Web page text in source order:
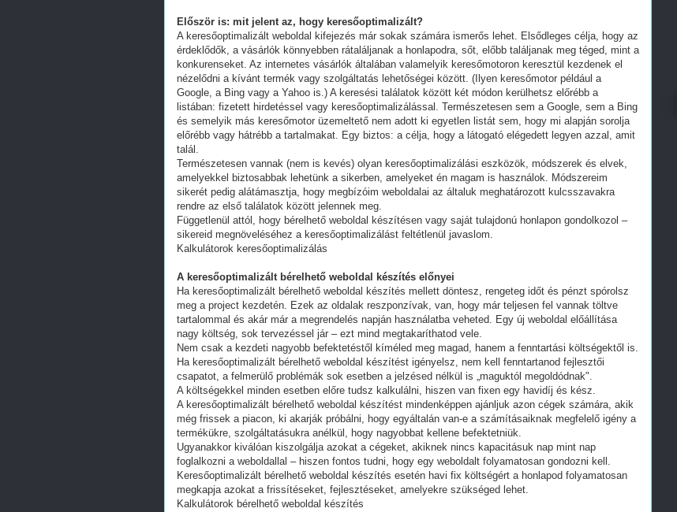
Először is: mit jelent az, hogy keresőoptimalizált?
A keresőoptimalizált weboldal kifejezés már sokak számára ismerős lehet. Elsődleges célja, hogy az
érdeklődők, a vásárlók könnyebben rátaláljanak a honlapodra, sőt, előbb találjanak meg téged, mint a
konkurenseket. Az internetes vásárlók általában valamelyik keresőmotoron keresztül kezdenek el
nézelődni a kívánt termék vagy szolgáltatás lehetőségei között. (Ilyen keresőmotor például a
Google, a Bing vagy a Yahoo is.) A keresési találatok között két módon kerülhetsz előrébb a
listában: fizetett hirdetéssel vagy keresőoptimalizálással. Természetesen sem a Google, sem a Bing
és semelyik más keresőmotor üzemeltető nem adott ki egyetlen listát sem, hogy mi alapján sorolja
előrébb vagy hátrébb a tartalmakat. Egy biztos: a célja, hogy a látogató elégedett legyen azzal, amit
talál.
Természetesen vannak (nem is kevés) olyan keresőoptimalizálási eszközök, módszerek és elvek,
amelyekkel biztosabbak lehetünk a sikerben, amelyeket én magam is használok. Módszereim
sikerét pedig alátámasztja, hogy megbízóim weboldalai az általuk meghatározott kulcsszavakra
rendre az első találatok között jelennek meg.
Függetlenül attól, hogy bérelhető weboldal készítésen vagy saját tulajdonú honlapon gondolkozol –
sikereid megnöveléséhez a keresőoptimalizálást feltétlenül javaslom.
Kalkulátorok keresőoptimalizálás
A keresőoptimalizált bérelhető weboldal készítés előnyei
Ha keresőoptimalizált bérelhető weboldal készítés mellett döntesz, rengeteg időt és pénzt spórolsz
meg a project kezdetén. Ezek az oldalak reszponzívak, van, hogy már teljesen fel vannak töltve
tartalommal és akár már a megrendelés napján használatba veheted. Egy új weboldal előállítása
nagy költség, sok tervezéssel jár – ezt mind megtakaríthatod vele.
Nem csak a kezdeti nagyobb befektetéstől kíméled meg magad, hanem a fenntartási költségektől is.
Ha keresőoptimalizált bérelhető weboldal készítést igényelsz, nem kell fenntartanod fejlesztői
csapatot, a felmerülő problémák sok esetben a jelzésed nélkül is „maguktól megoldódnak".
A költségekkel minden esetben előre tudsz kalkulálni, hiszen van fixen egy havidíj és kész.
A keresőoptimalizált bérelhető weboldal készítést mindenképpen ajánljuk azon cégek számára, akik
még frissek a piacon, ki akarják próbálni, hogy egyáltalán van-e a számításaiknak megfelelő igény a
termékükre, szolgáltatásukra anélkül, hogy nagyobbat kellene befektetniük.
Ugyanakkor kiválóan kiszolgálja azokat a cégeket, akiknek nincs kapacitásuk nap mint nap
foglalkozni a weboldallal – hiszen fontos tudni, hogy egy weboldalt folyamatosan gondozni kell.
Keresőoptimalizált bérelhető weboldal készítés esetén havi fix költségért a honlapod folyamatosan
megkapja azokat a frissítéseket, fejlesztéseket, amelyekre szükséged lehet.
Kalkulátorok bérelhető weboldal készítés